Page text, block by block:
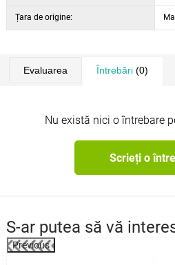
Țara de origine:
Evaluarea Întrebări(0)
Nu există nici o întrebare
Scrieți o
S-ar putea să vă
Previous